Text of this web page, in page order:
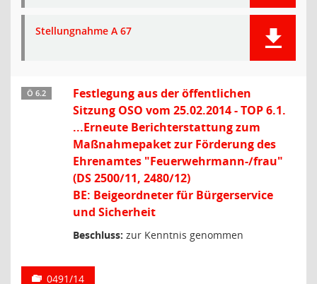
Stellungnahme A 67
Ö 6.2
Festlegung aus der öffentlichen
Sitzung OSO vom 25.02.2014 - TOP 6.1.
...Erneute Berichterstattung zum
Maßnahmepaket zur Förderung des
Ehrenamtes "Feuerwehrmann-/frau"
(DS 2500/11, 2480/12)
BE: Beigeordneter für Bürgerservice
und Sicherheit
Beschluss: zur Kenntnis genommen
0491/14